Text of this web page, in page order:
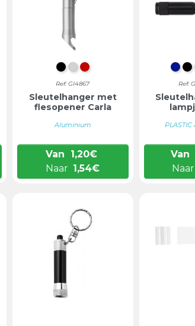
ZWART
ZILVER
ROOD
Ref: GI4867
Sleutelhanger met
flesopener Carla
Aluminium
Van 1,20€
Naar 1,54€
Ref:
Van
Naar